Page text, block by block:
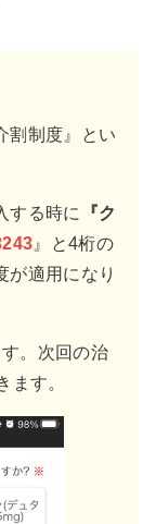
割制度』とい
する時に
『ク
』と4桁の
が適用になり
。次回の治
ます。